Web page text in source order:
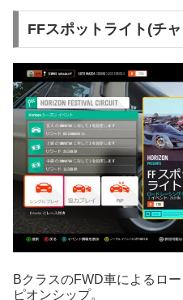
FFスポットライト(チ
BクラスのFWD車によるロ
ピオンシップ。